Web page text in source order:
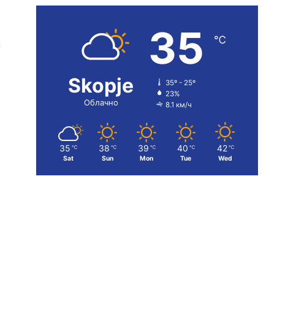
Skopje
Облачно
35 ℃
35º - 25º
23%
8.1 км/ч
35 ℃
Sat
38 ℃
Sun
39 ℃
Mon
40 ℃
Tue
42 ℃
Wed